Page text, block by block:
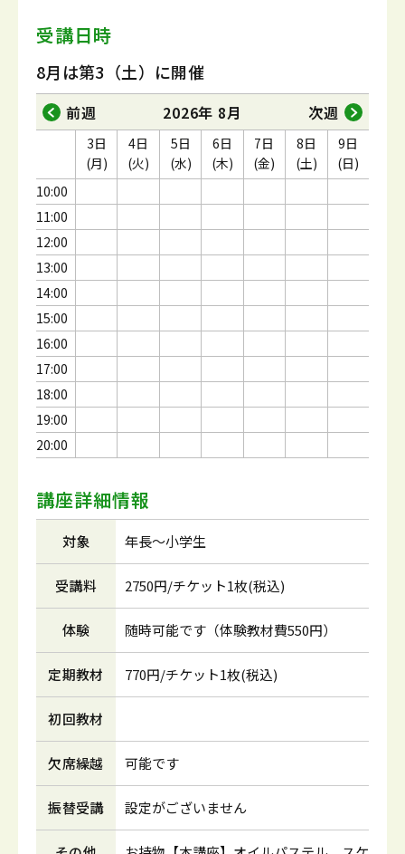
受講日時
8月は第3（土）に開催
前週 2026年 8月 次週
10:00
11:00
12:00
13:00
14:00
15:00
16:00
17:00
18:00
19:00
20:00
3日
(月)
4日
(火)
5日
(水)
6日
(木)
7日
(金)
8日
(土)
9日
(日)
講座詳細情報
対象 年長～小学生
受講料 2750円/チケット1枚(税込)
体験 随時可能です（体験教材費550円）
定期教材 770円/チケット1枚(税込)
初回教材
欠席繰越 可能です
振替受講 設定がございません